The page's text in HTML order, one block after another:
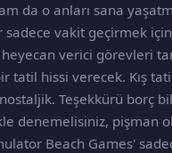
da o anları sana
sadece vakit geçirmek
verici görevleri
tatil hissi verecek. Kış
Teşekkürü borç
denemelisiniz, pişman
Beach Games'